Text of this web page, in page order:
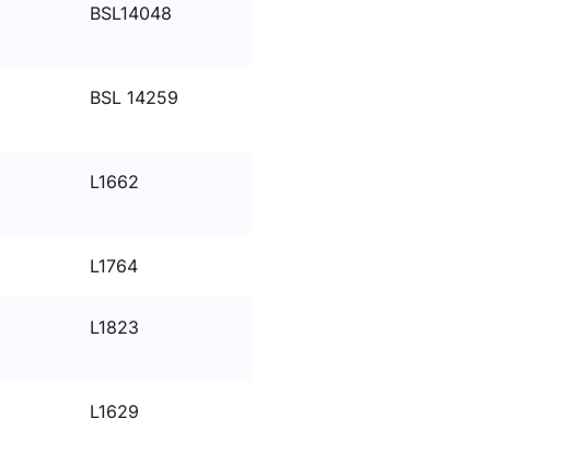
BSL14048
BSL 14259
L1662
L1764
L1823
L1629